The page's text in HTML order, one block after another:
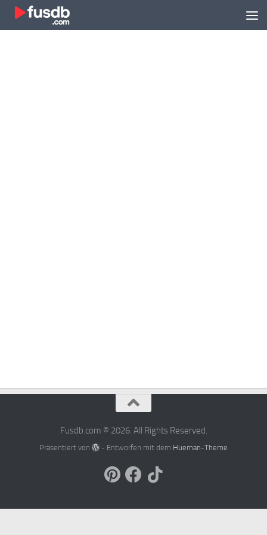
Zum Inhalt springen
Fusdb.com © 2026. All Rights Reserved.
Präsentiert von - Entworfen mit dem Hueman-Theme